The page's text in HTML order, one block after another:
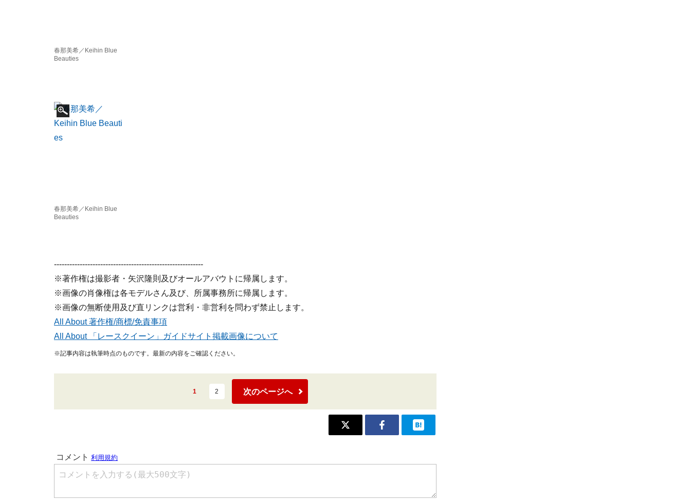
春那美希／Keihin Blue
Beauties
春那美希／Keihin Blue
Beauties
----------------------------------------------------------
※著作権は撮影者・矢沢隆則及びオールアバウトに帰属します。
※画像の肖像権は各モデルさん及び、所属事務所に帰属します。
※画像の無断使用及び直リンクは営利・非営利を問わず禁止します。
All About 著作権/商標/免責事項
All About 「レースクイーン」ガイドサイト掲載画像について
※記事内容は執筆時点のものです。最新の内容をご確認ください。
1 2 次のページへ